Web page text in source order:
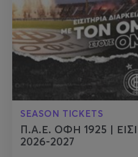
SEASON TICKETS
Π.Α.Ε. ΟΦΗ 1925 |
2026-2027